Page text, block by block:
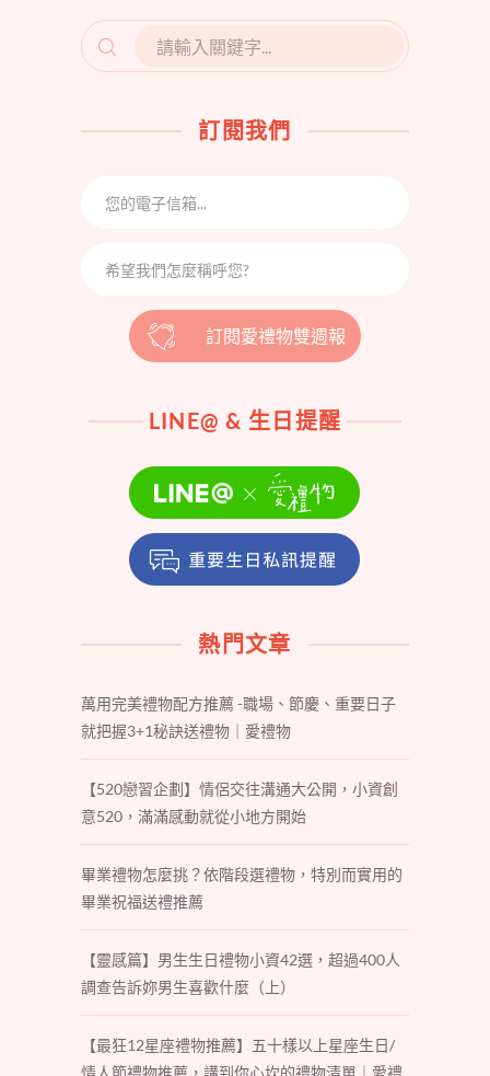
SEARCH
FOR:
訂閱我們
訂閱愛禮物雙週報
LINE@ & 生日提醒
熱門文章
萬用完美禮物配方推薦 -職場、節慶、重要日子
就把握3+1秘訣送禮物｜愛禮物
【520戀習企劃】情侶交往溝通大公開，小資創
意520，滿滿感動就從小地方開始
畢業禮物怎麼挑？依階段選禮物，特別而實用的
畢業祝福送禮推薦
【靈感篇】男生生日禮物小資42選，超過400人
調查告訴妳男生喜歡什麼（上）
【最狂12星座禮物推薦】五十樣以上星座生日/